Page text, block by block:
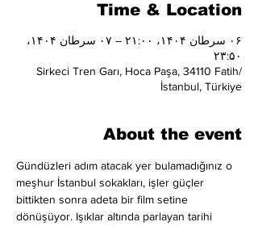
Time & Location
۰۶ سرطان ۱۴۰۴، ۲۱:۰۰ – ۰۷ سرطان ۱۴۰۴،
۲۳:۵۰
Sirkeci Tren Garı, Hoca Paşa, 34110 Fatih/
İstanbul, Türkiye
About the event
Gündüzleri adım atacak yer bulamadığınız o
meşhur İstanbul sokakları, işler güçler
bittikten sonra adeta bir film setine
dönüşüyor. Işıklar altında parlayan tarihi